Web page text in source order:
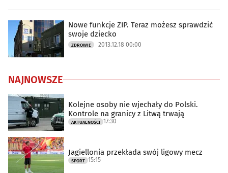
Nowe funkcje ZIP. Teraz możesz sprawdzić
swoje dziecko
ZDROWIE 2013.12.18 00:00
NAJNOWSZE
Kolejne osoby nie wjechały do Polski.
Kontrole na granicy z Litwą trwają
AKTUALNOŚCI 17:30
Jagiellonia przekłada swój ligowy mecz
SPORT 15:15